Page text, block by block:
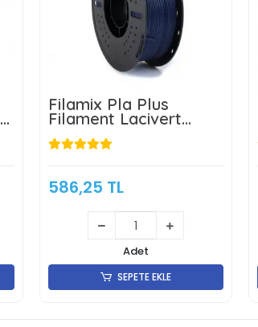
Filamix Pla Plus
Filament Lacivert
1.75mm 1kg
586,25 TL
Adet
SEPETE EKLE